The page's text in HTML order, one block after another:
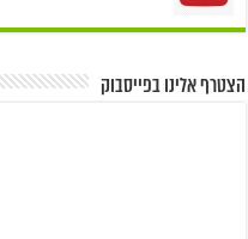
הצטרף אלינו בפייסבוק